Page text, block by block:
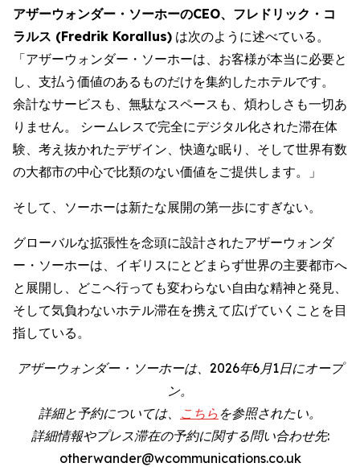
アザーウォンダー・ソーホーのCEO、フレドリック・コ
ラルス (Fredrik Korallus) は次のように述べている。
「アザーウォンダー・ソーホーは、お客様が本当に必要と
し、支払う価値のあるものだけを集約したホテルです。
余計なサービスも、無駄なスペースも、煩わしさも一切あ
りません。 シームレスで完全にデジタル化された滞在体
験、考え抜かれたデザイン、快適な眠り、そして世界有数
の大都市の中心で比類のない価値をご提供します。」
そして、ソーホーは新たな展開の第一歩にすぎない。
グローバルな拡張性を念頭に設計されたアザーウォンダ
ー・ソーホーは、イギリスにとどまらず世界の主要都市へ
と展開し、どこへ行っても変わらない自由な精神と発見、
そして気負わないホテル滞在を携えて広げていくことを目
指している。
アザーウォンダー・ソーホーは、2026年6月1日にオープ
ン。
詳細と予約については、 こちら を参照されたい。
詳細情報やプレス滞在の予約に関する問い合わせ先:
otherwander@wcommunications.co.uk